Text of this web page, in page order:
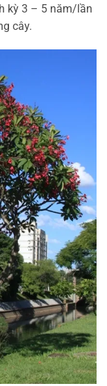
kỳ 3 – 5 năm/lần
cây.